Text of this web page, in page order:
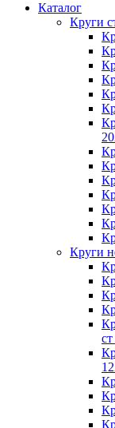
Каталог
Круги
Круги